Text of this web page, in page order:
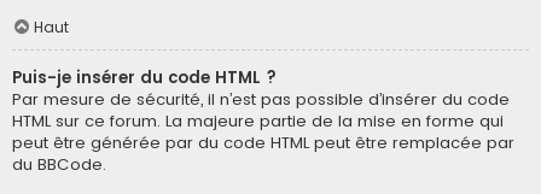
Haut
Puis-je insérer du code HTML ?
Par mesure de sécurité, il n’est pas possible d’insérer du code
HTML sur ce forum. La majeure partie de la mise en forme qui
peut être générée par du code HTML peut être remplacée par
du BBCode.